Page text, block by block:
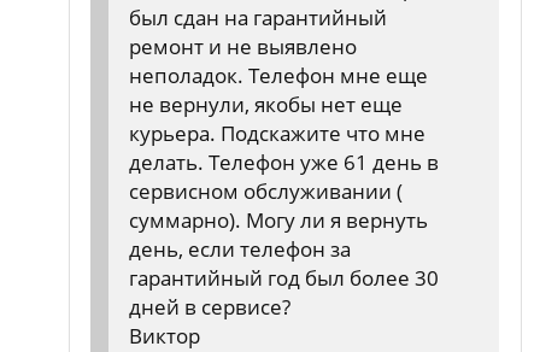
был сдан на гарантийный
ремонт и не выявлено
неполадок. Телефон мне еще
не вернули, якобы нет еще
курьера. Подскажите что мне
делать. Телефон уже 61 день в
сервисном обслуживании (
суммарно). Могу ли я вернуть
день, если телефон за
гарантийный год был более 30
дней в сервисе?
Виктор